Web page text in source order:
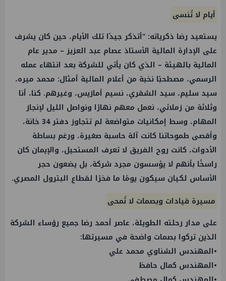
أيام لا تُنسى
يستعيد رضا ذكرياته: “أتذكر جيدًا تلك الأيام، حين كان يشرف
على الإدارة المالية الأستاذ عصام عبد العزيز – مدير عام
المالية بالهيئة – الذي كان يأتي للشركة بعد انتهاء عمله
الرسمي، مصطحبًا نخبة من أعلام المالية أمثال: محمد ميره،
سيد سليم، سيد الشقري، نسيم أمازيس، وغيرهم. كنا، أنا
وثلاثة من زملائي، نعمل معهم نهارًا ونواصل الليل لإنجاز
المهام، وسط إمكانيات متواضعة لم تتجاوز دفتر 34 خانة،
وأقصى طموحاتنا كانت آلة حاسبة صغيرة، ورغم بساطة
الأدوات، كانت روح الفريق لا تعرف المستحيل، والإيمان كان
راسخًا بأنهم لا يؤسسون مجرد شركة، بل يضعون حجر
الأساس لكيان سيكون يومًا ما فخرًا لقطاع البترول المصري.
مسيرة قيادات وبصمات لا تُمحى
على مدار رحلته الطويلة، عاصر أحمد رضا جميع رؤساء الشركة
الذين تركوا بصمات واضحة في مسيرتها:
•المهندس الشناوي محمد علي
•المهندس كمال حافظ